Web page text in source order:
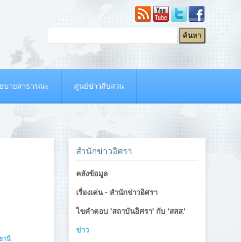
บายสาธารณะ ศูนย์ข่าวสืบสวน
านี
สำนักข่าวอิศรา
คลังข้อมูล
เรื่องเด่น - สำนักข่าวอิศรา
ไขคำตอบ 'สถาบันอิศรา' กับ 'สสส.'
ข่าว